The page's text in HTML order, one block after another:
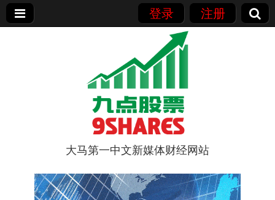
登录 注册
9点股票
大马第一中文新媒体财经网站